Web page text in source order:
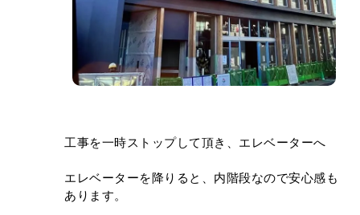
工事を一時ストップして頂き、エレベーターへ
エレベーターを降りると、内階段なので安心感も
あります。